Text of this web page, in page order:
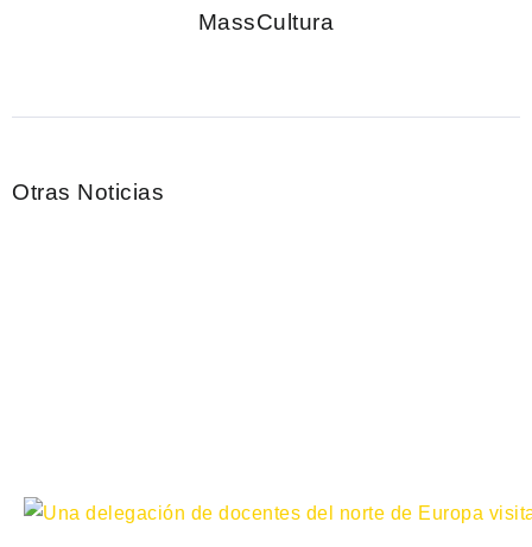
MassCultura
Otras Noticias